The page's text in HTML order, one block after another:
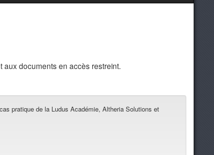
aux documents en accès restreint.
pratique de la Ludus Académie, Altheria Solutions et